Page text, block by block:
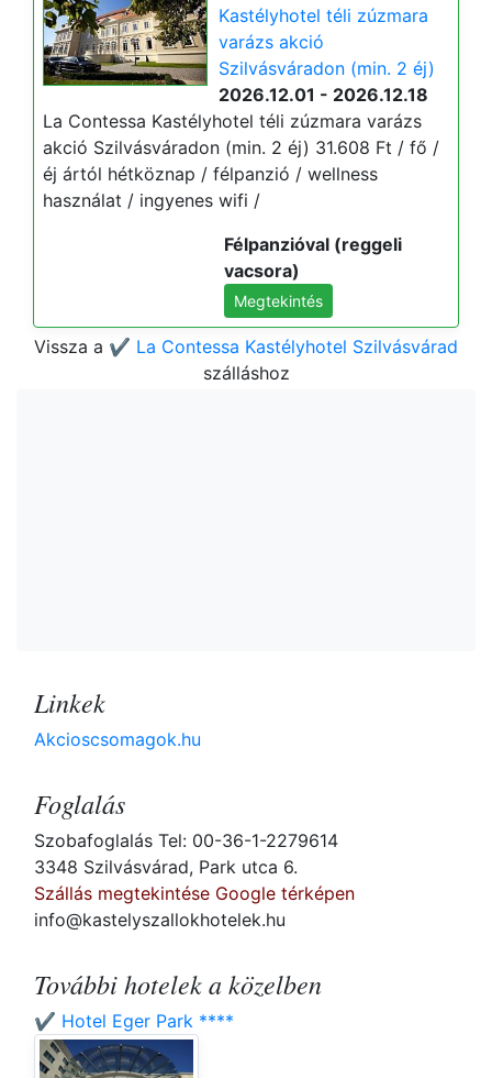
Kastélyhotel téli zúzmara
varázs akció
Szilvásváradon (min. 2 éj)
2026.12.01 - 2026.12.18
La Contessa Kastélyhotel téli zúzmara varázs
akció Szilvásváradon (min. 2 éj) 31.608 Ft / fő /
éj ártól hétköznap / félpanzió / wellness
használat / ingyenes wifi /
Félpanzióval (reggeli
vacsora)
Megtekintés
Vissza a ✔️ La Contessa Kastélyhotel Szilvásvárad
szálláshoz
Linkek
Akcioscsomagok.hu
Foglalás
Szobafoglalás Tel: 00-36-1-2279614
3348 Szilvásvárad, Park utca 6.
Szállás megtekintése Google térképen
info@kastelyszallokhotelek.hu
További hotelek a közelben
✔️ Hotel Eger Park ****